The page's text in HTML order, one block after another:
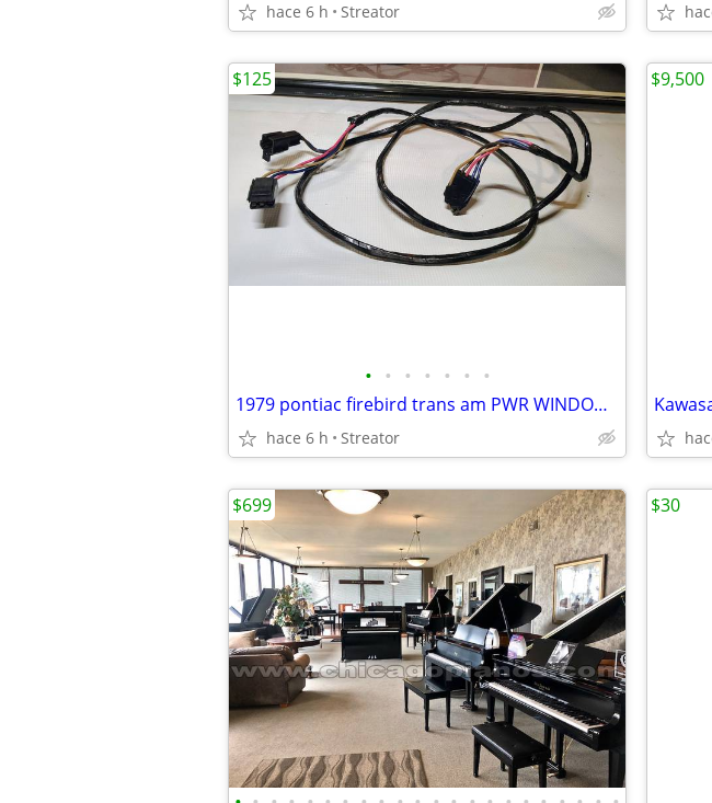
hace 6 h Streator
• • • • • • •
1979 pontiac firebird trans am PWR WINDOW SWITCH HARNESS PLUG WIRES GM
hace 6 h Streator
$125 $9,500
$699 $30